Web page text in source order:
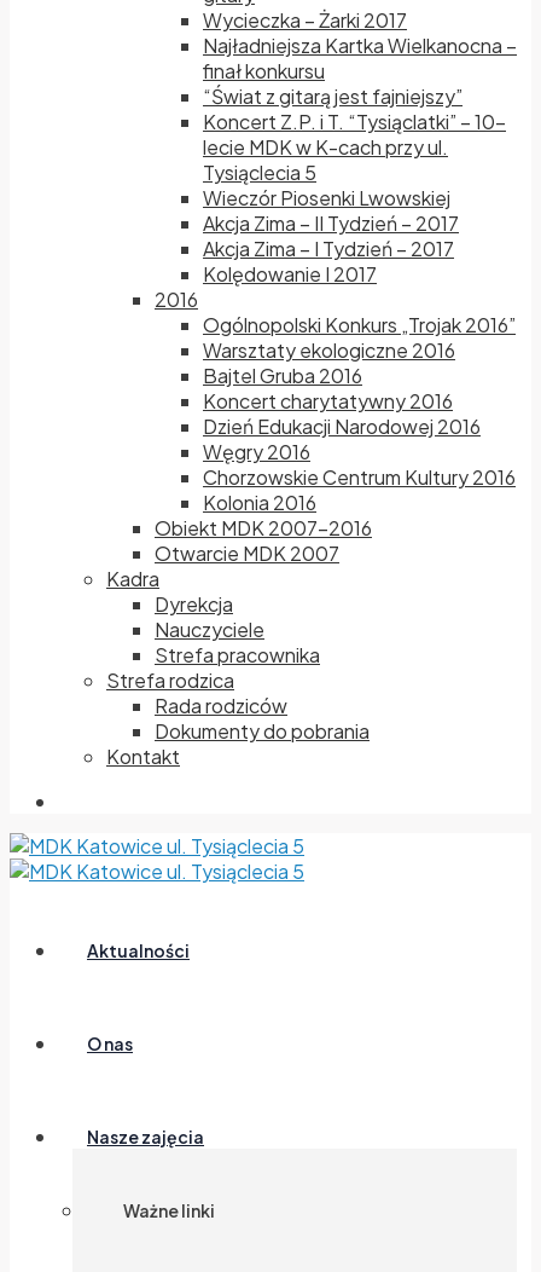
Wycieczka – Żarki 2017
Najładniejsza Kartka Wielkanocna –
finał konkursu
“Świat z gitarą jest fajniejszy”
Koncert Z.P. i T. “Tysiąclatki” – 10-
lecie MDK w K-cach przy ul.
Tysiąclecia 5
Wieczór Piosenki Lwowskiej
Akcja Zima – II Tydzień – 2017
Akcja Zima – I Tydzień – 2017
Kolędowanie I 2017
2016
Ogólnopolski Konkurs „Trojak 2016”
Warsztaty ekologiczne 2016
Bajtel Gruba 2016
Koncert charytatywny 2016
Dzień Edukacji Narodowej 2016
Węgry 2016
Chorzowskie Centrum Kultury 2016
Kolonia 2016
Obiekt MDK 2007-2016
Otwarcie MDK 2007
Kadra
Dyrekcja
Nauczyciele
Strefa pracownika
Strefa rodzica
Rada rodziców
Dokumenty do pobrania
Kontakt
Aktualności
O nas
Nasze zajęcia
Ważne linki